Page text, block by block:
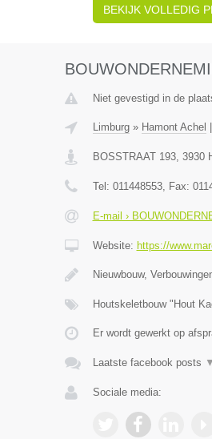
BEKIJK VOLLEDIG
Niet gevestigd in de
Limburg» Hamont Achel
BOSSTRAAT 193, 3930
Tel: 011448553, Fax:
E-mail ›
Website: https://
Nieuwbouw,
Houtskeletbouw "Hout
Er wordt gewerkt op
Laatste facebook posts ▼
Sociale media: